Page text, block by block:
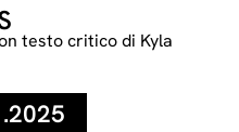
testo critico di Kyla